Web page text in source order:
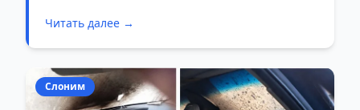
Подозреваемый задержан.
Читать далее →
Слоним